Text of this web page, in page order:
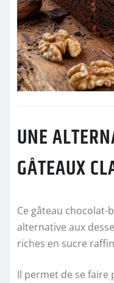
UNE
GÂTEAUX
Ce gâteau chocolat-
alternative aux
riches en sucre
Il permet de se